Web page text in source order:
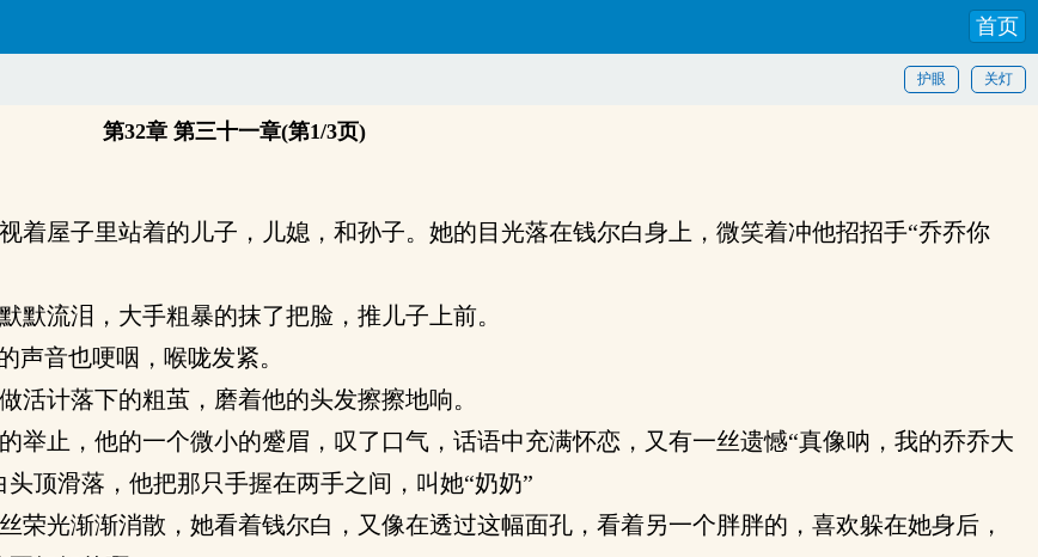
首页
关灯
护眼
第32章 第三十一章(第1/3页)
屋子里站着的儿子，儿媳，和孙子。她的目光落在钱尔白身上，微笑着冲他招招手“乔乔你
流泪，大手粗暴的抹了把脸，推儿子上前。
音也哽咽，喉咙发紧。
计落下的粗茧，磨着他的头发擦擦地响。
止，他的一个微小的蹙眉，叹了口气，话语中充满怀恋，又有一丝遗憾“真像呐，我的乔乔大
顶滑落，他把那只手握在两手之间，叫她“奶奶”
光渐渐消散，她看着钱尔白，又像在透过这幅面孔，看着另一个胖胖的，喜欢躲在她身后，